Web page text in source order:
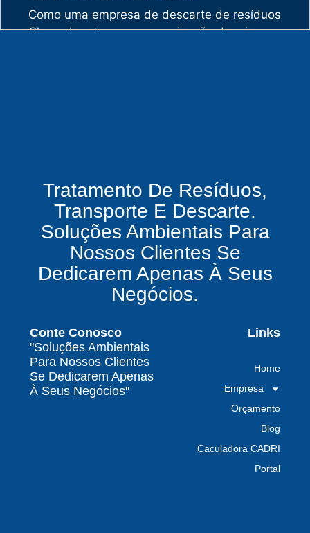
Como uma empresa de descarte de resíduos
Classe I protege sua organização de crimes
vê oportunidades bilionárias esperando para
serem exploradas.
O que uma empresa de gestão de resíduos
químicos precisa fazer para garantir segurança
e conformidade legal no Brasil
Como uma empresa de gestão de resíduos
contaminados protege o meio ambiente e
Por que contratar uma empresa de gestão de
resíduos classe I é fundamental para sua
indústria
Por que escolher uma empresa de
gerenciamento de resíduos especializada é
Tratamento De Resíduos,
Transporte E Descarte.
Soluções Ambientais Para
Nossos Clientes Se
Dedicarem Apenas À Seus
Negócios.
Conte Conosco
"Soluções Ambientais
Para Nossos Clientes
Se Dedicarem Apenas
À Seus Negócios"
Links
Home
Empresa
Orçamento
Blog
Caculadora CADRI
Portal